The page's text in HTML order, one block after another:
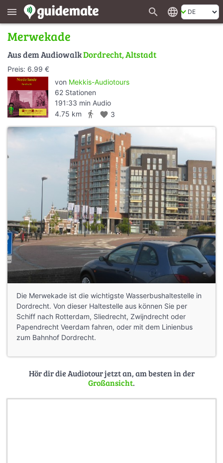
menu search language
Merwekade
Aus dem AudiowalkDordrecht, Altstadt
Preis: 6.99 €
von Mekkis-Audiotours
62 Stationen
191:33 min Audio
4.75 km
directions_walk favorite 3
Die Merwekade ist die wichtigste Wasserbushaltestelle in
Dordrecht. Von dieser Haltestelle aus können Sie per
Schiff nach Rotterdam, Sliedrecht, Zwijndrecht oder
Papendrecht Veerdam fahren, oder mit dem Linienbus
zum Bahnhof Dordrecht.
Hör dir die Audiotour jetzt an, am besten in der
Großansicht.